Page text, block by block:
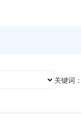
关键词：